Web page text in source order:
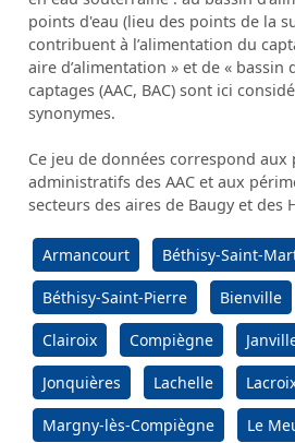
points d'eau (lieu des points de la
contribuent à l’alimentation du
aire d’alimentation » et de « bassin
captages (AAC, BAC) sont ici
synonymes.
Ce jeu de données correspond aux
administratifs des AAC et aux
secteurs des aires de Baugy et des
Armancourt Béthisy-Saint-
Béthisy-Saint-Pierre Bienville
Clairoix Compiègne
Jonquières Lachelle
Margny-lès-Compiègne Le